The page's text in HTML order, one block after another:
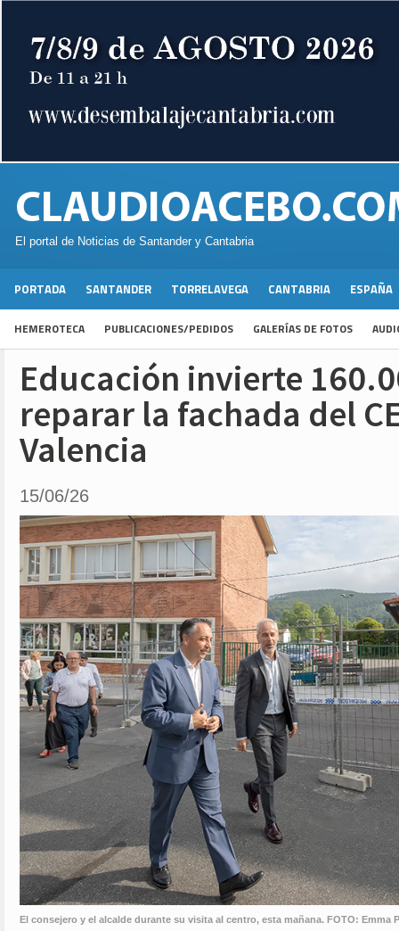
El portal de Noticias de Santander y Cantabria
PORTADA SANTANDER TORRELAVEGA CANTABRIA ESPAÑA
HEMEROTECA PUBLICACIONES/PEDIDOS GALERÍAS DE FOTOS
Educación invierte
reparar la fachada del
Valencia
15/06/26
El consejero y el alcalde durante su visita al centro, esta mañana. FOTO: Emma